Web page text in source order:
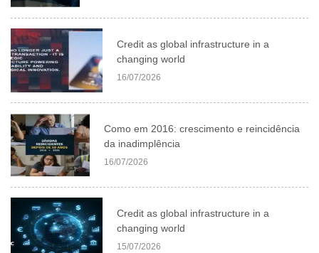
Credit as global infrastructure in a
changing world
16/07/2026
Como em 2016: crescimento e reincidência
da inadimplência
16/07/2026
Credit as global infrastructure in a
changing world
15/07/2026